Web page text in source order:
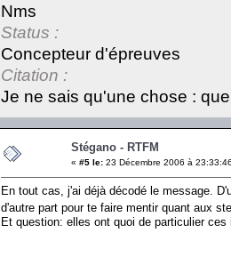
Nms
Status :
Concepteur d'épreuves
Citation :
Je ne sais qu'une chose :
Stégano - RTFM
« #5 le: 23 Décembre 2006 à
En tout cas, j'ai déjà décodé le message.
d'autre part pour te faire mentir quant aux
Et question: elles ont quoi de particulier ces